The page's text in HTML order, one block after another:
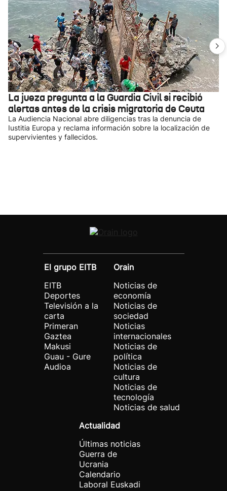
La jueza pregunta a la Guardia Civil si recibió
alertas antes de la crisis migratoria de Ceuta
La Audiencia Nacional abre diligencias tras la denuncia de
Iustitia Europa y reclama información sobre la localización de
supervivientes y fallecidos.
El grupo EITB
EITB
Deportes
Televisión a la
carta
Primeran
Gaztea
Makusi
Guau - Gure
Audioa
Orain
Noticias de
economía
Noticias de
sociedad
Noticias
internacionales
Noticias de
política
Noticias de
cultura
Noticias de
tecnología
Noticias de salud
Actualidad
Últimas noticias
Guerra de
Ucrania
Calendario
Laboral Euskadi